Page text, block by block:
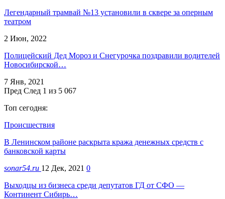
Легендарный трамвай №13 установили в сквере за оперным
театром
2 Июн, 2022
Полицейский Дед Мороз и Снегурочка поздравили водителей
Новосибирской…
7 Янв, 2021
Пред След 1 из 5 067
Топ сегодня:
Происшествия
В Ленинском районе раскрыта кража денежных средств с
банковской карты
sonar54.ru 12 Дек, 2021 0
Выходцы из бизнеса среди депутатов ГД от СФО —
Континент Сибирь…